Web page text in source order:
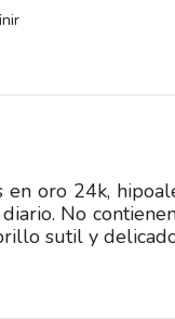
oro 24k,
No
sutil y